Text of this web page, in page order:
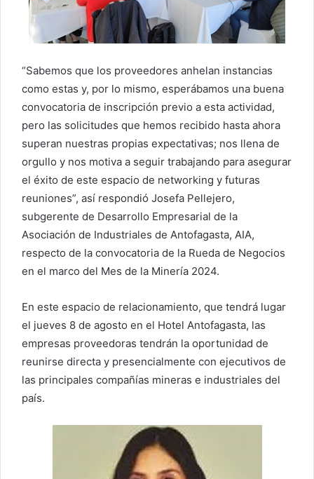
“Sabemos que los proveedores anhelan instancias
como estas y, por lo mismo, esperábamos una buena
convocatoria de inscripción previo a esta actividad,
pero las solicitudes que hemos recibido hasta ahora
superan nuestras propias expectativas; nos llena de
orgullo y nos motiva a seguir trabajando para asegurar
el éxito de este espacio de networking y futuras
reuniones”, así respondió Josefa Pellejero,
subgerente de Desarrollo Empresarial de la
Asociación de Industriales de Antofagasta, AIA,
respecto de la convocatoria de la Rueda de Negocios
en el marco del Mes de la Minería 2024.
En este espacio de relacionamiento, que tendrá lugar
el jueves 8 de agosto en el Hotel Antofagasta, las
empresas proveedoras tendrán la oportunidad de
reunirse directa y presencialmente con ejecutivos de
las principales compañías mineras e industriales del
país.